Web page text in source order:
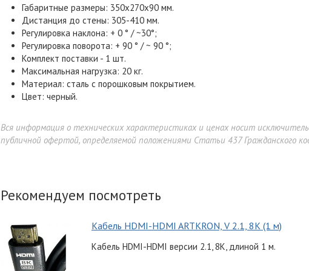
Габаритные размеры: 350x270x90 мм.
Дистанция до стены: 305-410 мм.
Регулировка наклона: + 0 ° / ~30°;
Регулировка поворота: + 90 ° / ~ 90 °;
Комплект поставки - 1 шт.
Максимальная нагрузка: 20 кг.
Материал: сталь с порошковым покрытием.
Цвет: черный.
Вся информация о технических характеристиках и ценах носит
публичной офертой, определяемой положениями Статьи 437 Гражданского
Рекомендуем посмотреть
Кабель HDMI-HDMI ARTKRON, V 2.1, 8K (1 м)
Кабель HDMI-HDMI версии 2.1, 8K, длиной 1 м.